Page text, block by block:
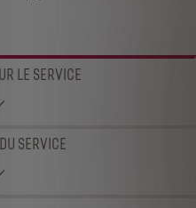
LE SERVICE
SERVICE